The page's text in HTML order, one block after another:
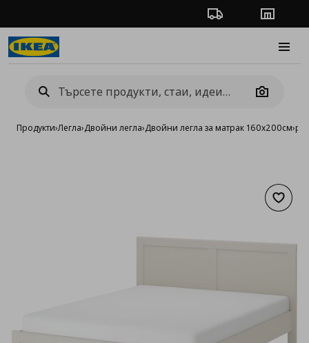
Проследяване на
Camera
Продукти›Легла›Двойни легла›Двойни легла за матрак 160x200см›